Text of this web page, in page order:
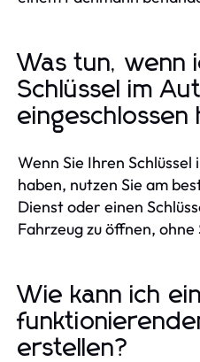
Was tun, wenn
Schlüssel im
eingeschlossen
Wenn Sie Ihren
haben, nutzen Sie am
Dienst oder einen
Fahrzeug zu öffnen,
Wie kann ich
erstellen?